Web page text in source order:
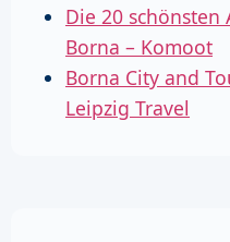
Die 20
Borna – Komoot
Borna City and
Leipzig Travel